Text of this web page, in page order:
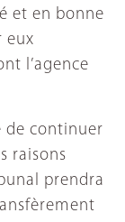
et en bonne
eux
l’agence
de continuer
raisons
prendra